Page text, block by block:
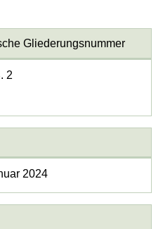
Gliederungsnummer
2
2024